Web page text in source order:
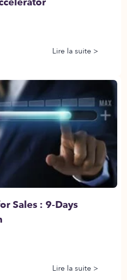
Lire la suite >
Sales : 9-Days
Lire la suite >